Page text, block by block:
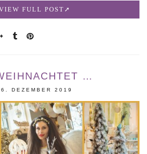
FULL POST
…
DEZEMBER 2019